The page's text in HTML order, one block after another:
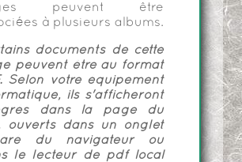
peuvent être
à plusieurs albums.
documents de cette
peuvent être au format
Selon votre équipement
ils s'afficheront
dans la page du
ouverts dans un onglet
du navigateur ou
le lecteur de pdf local